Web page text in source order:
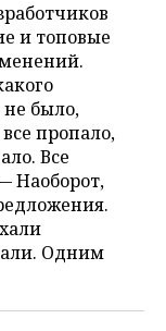
и топовые
не было,
пропало,
Все
Наоборот,
Одним